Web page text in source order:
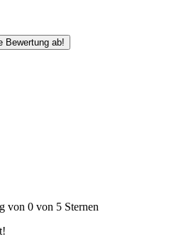
Bewertung ab!
von 0 von 5 Sternen